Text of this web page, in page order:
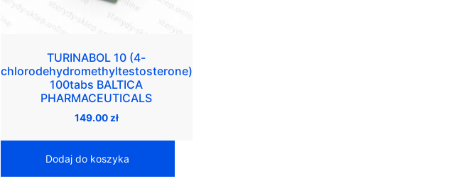
TURINABOL 10 (4-
chlorodehydromethyltestosterone)
100tabs BALTICA
PHARMACEUTICALS
149.00 zł
Dodaj do koszyka